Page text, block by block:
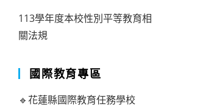
113學年度本校性別平等教育相
關法規
國際教育專區
🔹花蓮縣國際教育任務學校